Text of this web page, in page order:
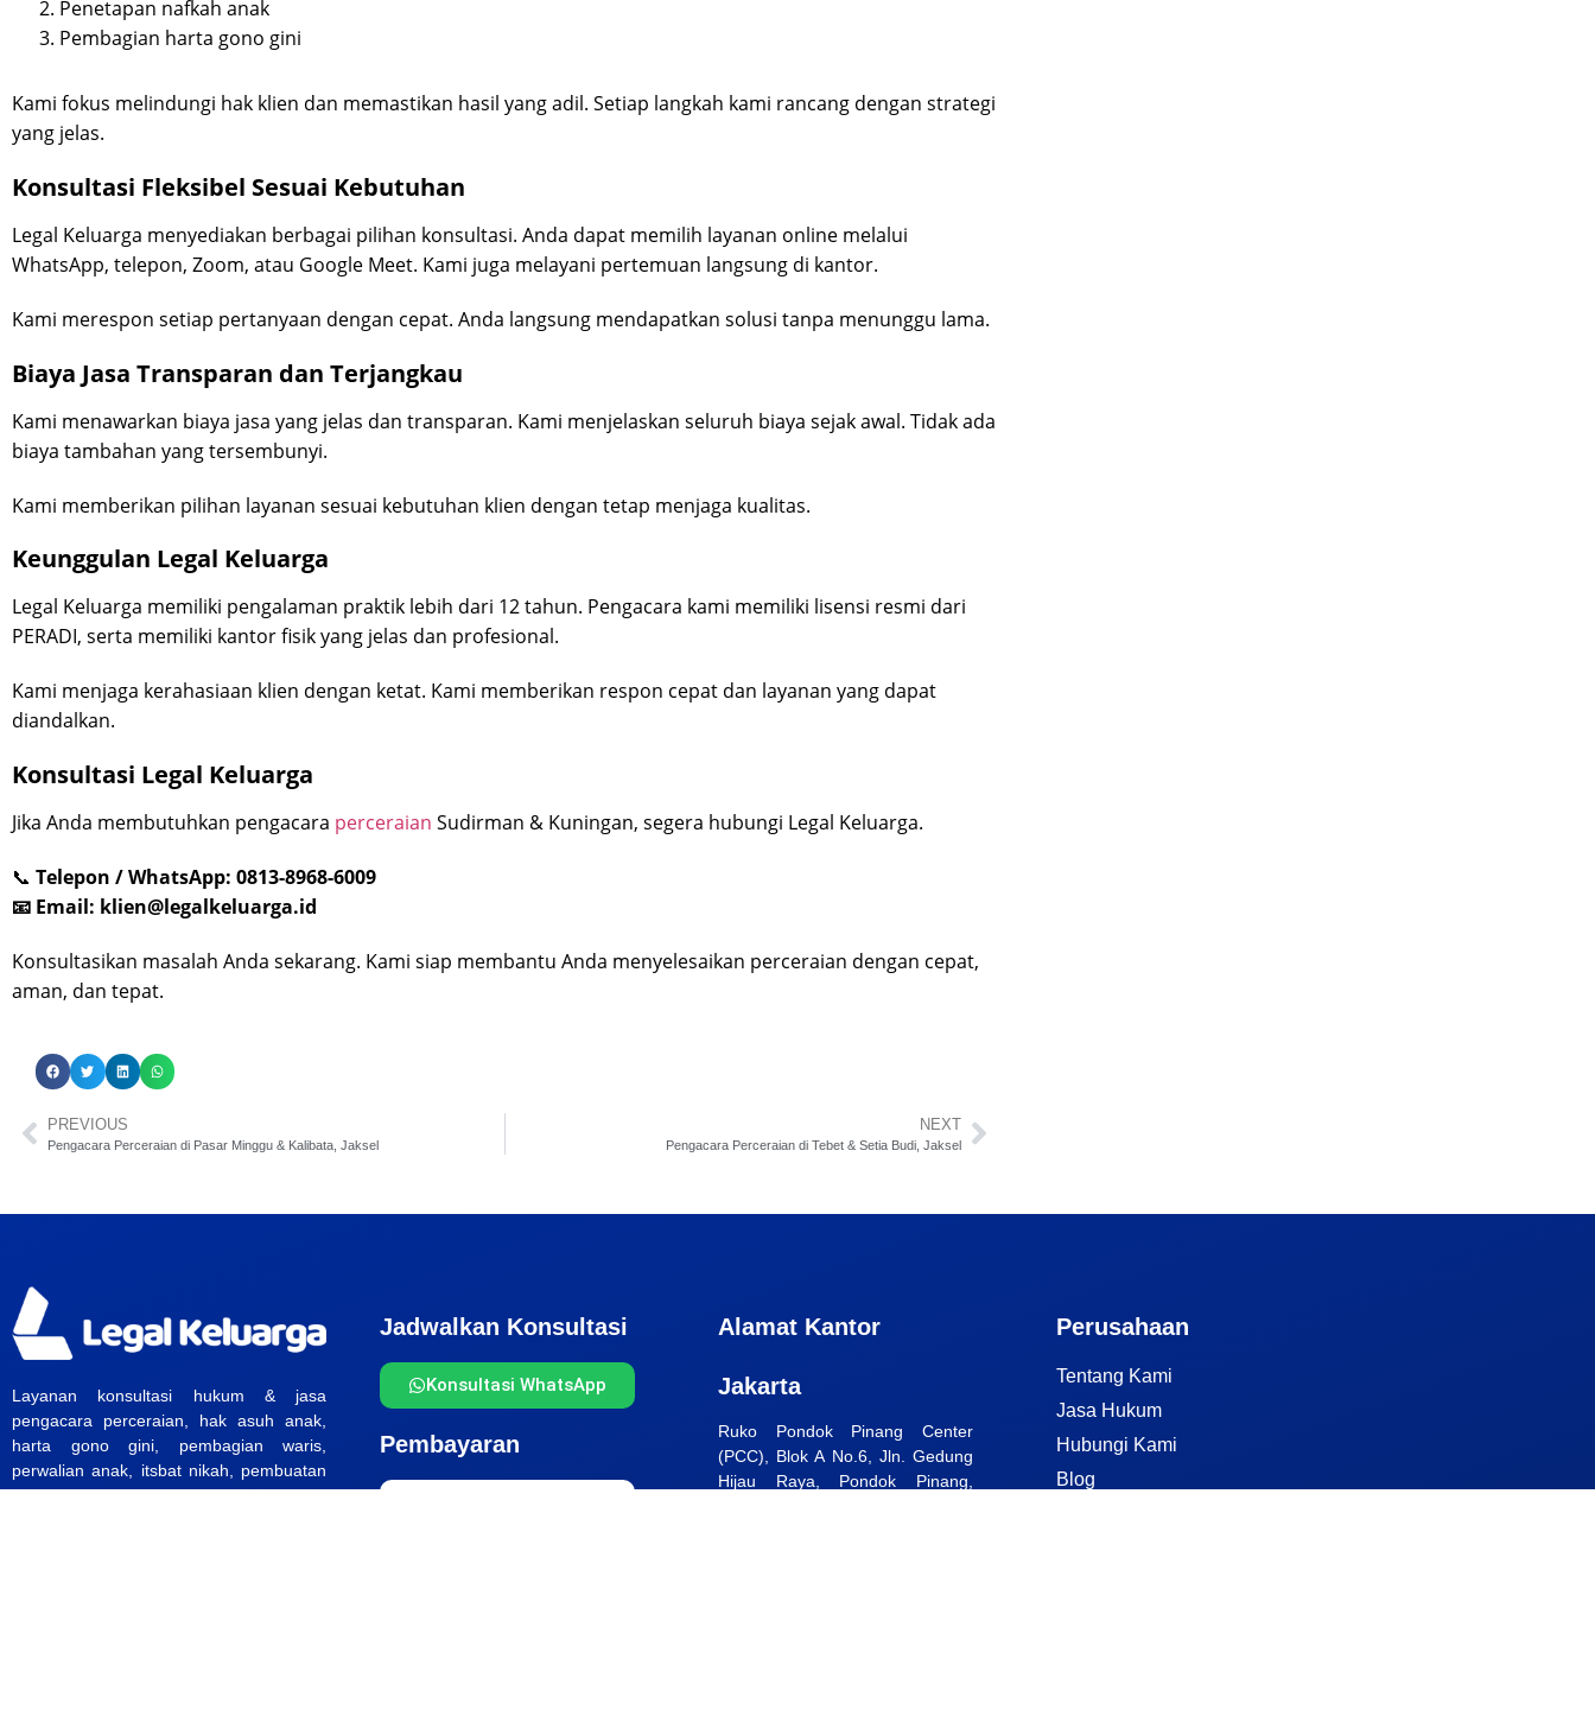
Penetapan nafkah anak
Pembagian harta gono gini
Kami fokus melindungi hak klien dan memastikan hasil yang adil. Setiap langkah kami rancang dengan strategi
yang jelas.
Konsultasi Fleksibel Sesuai Kebutuhan
Legal Keluarga menyediakan berbagai pilihan konsultasi. Anda dapat memilih layanan online melalui
WhatsApp, telepon, Zoom, atau Google Meet. Kami juga melayani pertemuan langsung di kantor.
Kami merespon setiap pertanyaan dengan cepat. Anda langsung mendapatkan solusi tanpa menunggu lama.
Biaya Jasa Transparan dan Terjangkau
Kami menawarkan biaya jasa yang jelas dan transparan. Kami menjelaskan seluruh biaya sejak awal. Tidak ada
biaya tambahan yang tersembunyi.
Kami memberikan pilihan layanan sesuai kebutuhan klien dengan tetap menjaga kualitas.
Keunggulan Legal Keluarga
Legal Keluarga memiliki pengalaman praktik lebih dari 12 tahun. Pengacara kami memiliki lisensi resmi dari
PERADI, serta memiliki kantor fisik yang jelas dan profesional.
Kami menjaga kerahasiaan klien dengan ketat. Kami memberikan respon cepat dan layanan yang dapat
diandalkan.
Konsultasi Legal Keluarga
Jika Anda membutuhkan pengacara perceraian Sudirman & Kuningan, segera hubungi Legal Keluarga.
📞 Telepon / WhatsApp: 0813-8968-6009
📧 Email: klien@legalkeluarga.id
Konsultasikan masalah Anda sekarang. Kami siap membantu Anda menyelesaikan perceraian dengan cepat,
aman, dan tepat.
PREVIOUS
Pengacara Perceraian di Pasar Minggu & Kalibata, Jaksel
NEXT
Pengacara Perceraian di Tebet & Setia Budi, Jaksel
Layanan konsultasi hukum & jasa
pengacara perceraian, hak asuh anak,
harta gono gini, pembagian waris,
perwalian anak, itsbat nikah, pembuatan
perjanjian pra nikah, asal usul anak serta
Jadwalkan Konsultasi
Konsultasi WhatsApp
Pembayaran
Alamat Kantor
Jakarta
Ruko Pondok Pinang Center
(PCC), Blok A No.6, Jln. Gedung
Hijau Raya, Pondok Pinang,
Perusahaan
Tentang Kami
Jasa Hukum
Hubungi Kami
Blog